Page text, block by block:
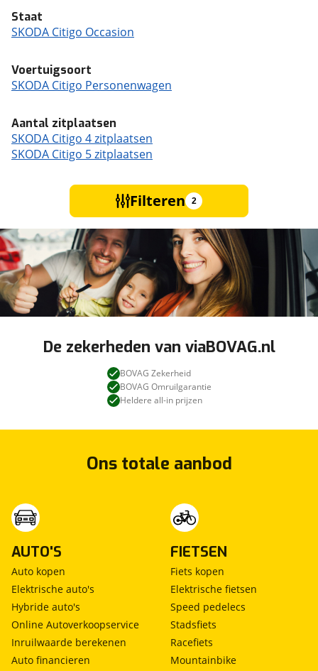
Staat
SKODA Citigo Occasion
Voertuigsoort
SKODA Citigo Personenwagen
Aantal zitplaatsen
SKODA Citigo 4 zitplaatsen
SKODA Citigo 5 zitplaatsen
Filteren 2
De zekerheden van viaBOVAG.nl
BOVAG Zekerheid
BOVAG Omruilgarantie
Heldere all-in prijzen
Ons totale aanbod
AUTO'S
Auto kopen
Elektrische auto's
Hybride auto's
Online Autoverkoopservice
Inruilwaarde berekenen
Auto financieren
FIETSEN
Fiets kopen
Elektrische fietsen
Speed pedelecs
Stadsfiets
Racefiets
Mountainbike